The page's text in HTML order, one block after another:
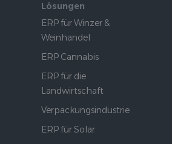
Lösungen
ERP für Winzer &
Weinhandel
ERP Cannabis
ERP für die
Landwirtschaft
Verpackungsindustrie
ERP für Solar